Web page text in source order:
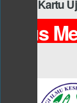
Kartu Ujian